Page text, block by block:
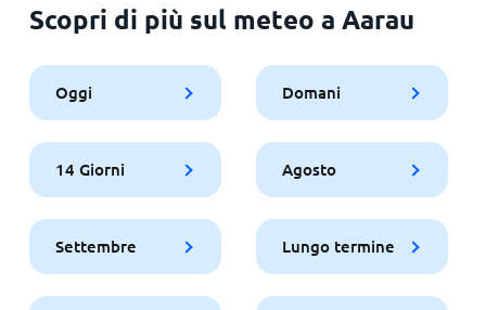
Scopri di più sul meteo a Aarau
Oggi Domani
14 Giorni Agosto
Settembre Lungo termine